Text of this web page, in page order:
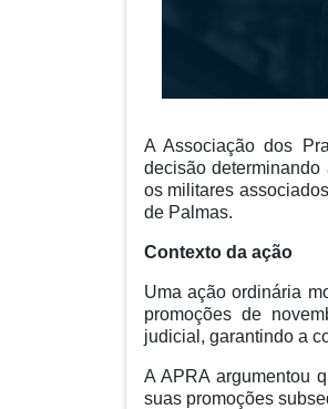
A Associação dos
decisão
os militares
de Palmas.
Contexto da ação
Uma ação ordinária
promoções de
judicial, garantindo a
A APRA argumentou
suas promoções